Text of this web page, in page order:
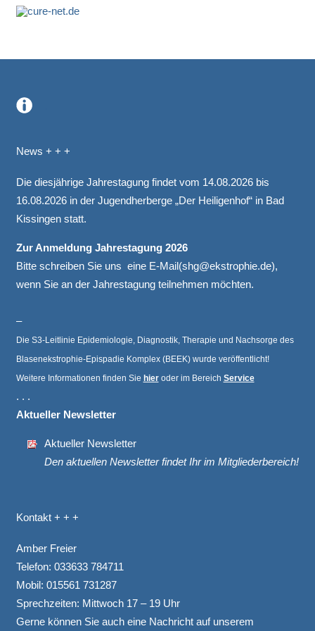
News + + +
Die diesjährige Jahrestagung findet vom 14.08.2026 bis
16.08.2026 in der Jugendherberge „Der Heiligenhof“ in Bad
Kissingen statt.
Zur Anmeldung Jahrestagung 2026
Bitte schreiben Sie uns eine E-Mail(shg@ekstrophie.de),
wenn Sie an der Jahrestagung teilnehmen möchten.
–
Die S3-Leitlinie Epidemiologie, Diagnostik, Therapie und Nachsorge des
Blasenekstrophie-Epispadie Komplex (BEEK) wurde veröffentlicht!
Weitere Informationen finden Sie hier oder im Bereich Service
. . .
Aktueller Newsletter
Aktueller Newsletter
Den aktuellen Newsletter findet Ihr im Mitgliederbereich!
Kontakt + + +
Amber Freier
Telefon: 033633 784711
Mobil: 015561 731287
Sprechzeiten: Mittwoch 17 – 19 Uhr
Gerne können Sie auch eine Nachricht auf unserem